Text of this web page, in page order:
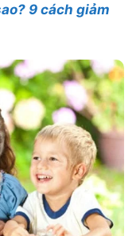
9 cách giảm